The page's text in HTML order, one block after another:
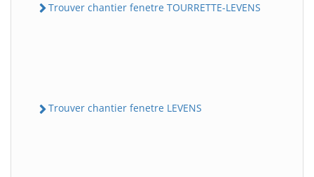
Trouver chantier fenetre TOURRETTE-LEVENS
Trouver chantier fenetre LEVENS